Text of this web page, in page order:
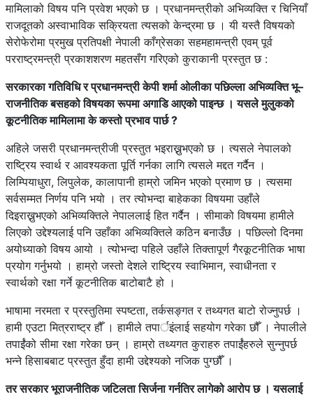
मामिलाको विषय पनि प्रवेश भएको छ । प्रधानमन्त्रीको अभिव्यक्ति र चिनियाँ
राजदूतको अस्वाभाविक सक्रियता त्यसको केन्द्रमा छ । यी यस्तै विषयको
सेरोफेरोमा प्रमुख प्रतिपक्षी नेपाली काँग्रेसका सहमहामन्त्री एवम् पूर्व
परराष्ट्रमन्त्री प्रकाशशरण महतसँग गरिएको कुराकानी प्रस्तुत छ :
सरकारका गतिविधि र प्रधानमन्त्री केपी शर्मा ओलीका पछिल्ला अभिव्यक्ति भू–
राजनीतिक बसहको विषयका रूपमा अगाडि आएको पाइन्छ । यसले मुलुकको
कूटनीतिक मामिलामा के कस्तो प्रभाव पार्छ ?
अहिले जसरी प्रधानमन्त्रीजी प्रस्तुत भइराख्नुभएको छ । त्यसले नेपालको
राष्ट्रिय स्वार्थ र आवश्यकता पूर्ति गर्नका लागि त्यसले मद्दत गर्दैन ।
लिम्पियाधुरा, लिपुलेक, कालापानी हाम्रो जमिन भएको प्रमाण छ । त्यसमा
सर्वसम्मत निर्णय पनि भयो । तर त्योभन्दा बाहेकका विषयमा उहाँले
दिइराख्नुभएको अभिव्यक्तिले नेपाललाई हित गर्दैन । सीमाको विषयमा हामीले
लिएको उद्देश्यलाई पनि उहाँका अभिव्यक्तिले कठिन बनाउँछ । पछिल्लो दिनमा
अयोध्याको विषय आयो । त्योभन्दा पहिले उहाँले तिक्तापूर्ण गैरकूटनीतिक भाषा
प्रयोग गर्नुभयो । हाम्रो जस्तो देशले राष्ट्रिय स्वाभिमान, स्वाधीनता र
स्वार्थको रक्षा गर्ने कूटनीतिक बाटोबाटै हो ।
भाषामा नरमता र प्रस्तुतिमा स्पष्टता, तर्कसङ्गत र तथ्यगत बाटो रोज्नुपर्छ ।
हामी एउटा मित्रराष्ट्र हौँ । हामीले तपार्इंलाई सहयोग गरेका छौँ । नेपालीले
तपाईंंको सीमा रक्षा गरेका छन् । हाम्रो तथ्यगत कुराहरु तपाईंंहरुले सुन्नुपर्छ
भन्ने हिसाबबाट प्रस्तुत हुँदा हामी उद्देश्यको नजिक पुग्छौँ ।
तर सरकार भूराजनीतिक जटिलता सिर्जना गर्नतिर लागेको आरोप छ । यसलाई